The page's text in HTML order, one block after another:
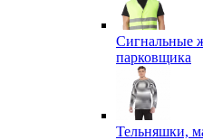
Сигнальные
парковщика
Тельняшки,